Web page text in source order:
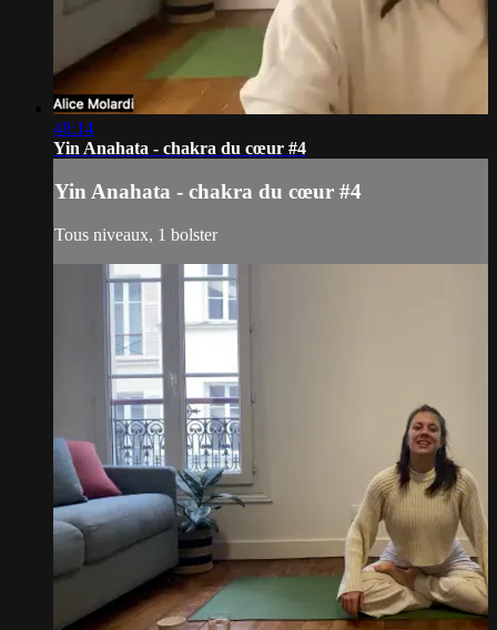
48:14
Yin Anahata - chakra du cœur #4
Yin Anahata - chakra du cœur #4
Tous niveaux, 1 bolster